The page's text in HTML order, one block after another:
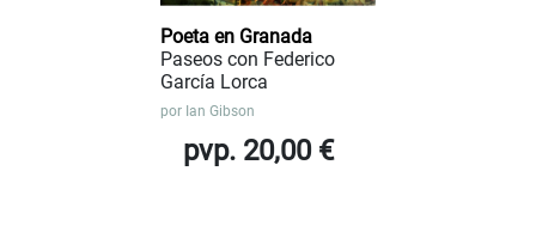
Poeta en Granada
Paseos con Federico
García Lorca
por Ian Gibson
pvp. 20,00 €